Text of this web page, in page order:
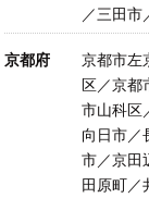
／三田市
京都府
京都市左
区／京都
市山科区
向日市／
市／京田
田原町／